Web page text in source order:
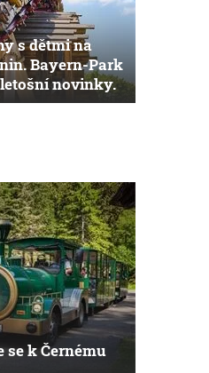
s dětmi na
Bayern-Park
novinky.
se k Černému